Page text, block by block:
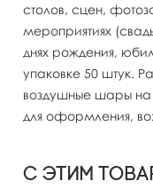
столов, сцен,
мероприятиях
днях рождения,
упаковке 50 штук.
воздушные шары
для оформления,
С этим